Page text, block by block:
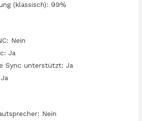
(klassisch): 99%
Nein
Ja
Sync unterstützt: Ja
Nein